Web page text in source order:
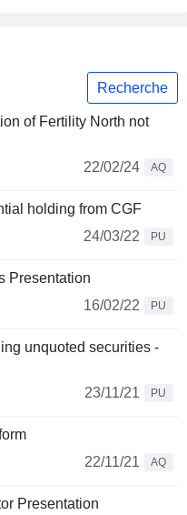
Recherche
of Fertility North not
22/02/24
AQ
holding from CGF
24/03/22
PU
Presentation
16/02/22
PU
unquoted securities -
23/11/21
PU
22/11/21
AQ
Presentation